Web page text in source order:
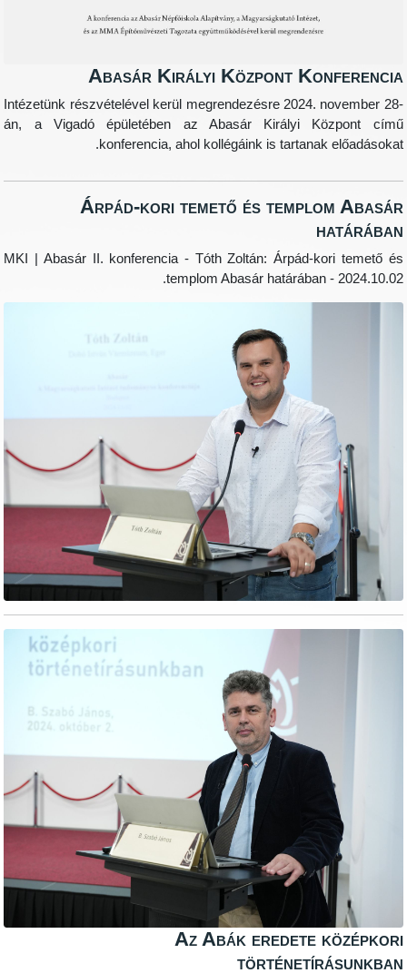
Abasár Királyi Központ
Intézetünk részvételével kerül megrendezésre 2024.
án, a Vigadó épületében az Abasár Királyi
konferencia, ahol kollégáink is tartanak
Árpád-kori temető és templom
MKI | Abasár II. konferencia - Tóth Zoltán: Árpád-kori
templom Abasár határában -
Az Abák eredete